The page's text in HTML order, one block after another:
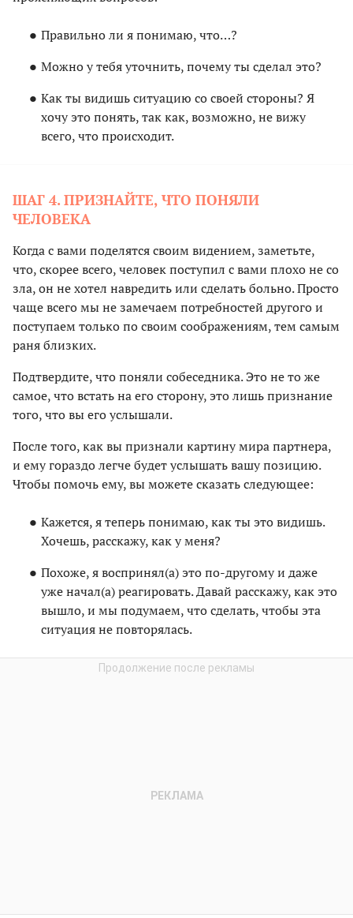
Правильно ли я понимаю, что…?
Можно у тебя уточнить, почему ты сделал это?
Как ты видишь ситуацию со своей стороны? Я
хочу это понять, так как, возможно, не вижу
всего, что происходит.
ШАГ 4. ПРИЗНАЙТЕ, ЧТО ПОНЯЛИ
ЧЕЛОВЕКА
Когда с вами поделятся своим видением, заметьте,
что, скорее всего, человек поступил с вами плохо не со
зла, он не хотел навредить или сделать больно. Просто
чаще всего мы не замечаем потребностей другого и
поступаем только по своим соображениям, тем самым
раня близких.
Подтвердите, что поняли собеседника. Это не то же
самое, что встать на его сторону, это лишь признание
того, что вы его услышали.
После того, как вы признали картину мира партнера,
и ему гораздо легче будет услышать вашу позицию.
Чтобы помочь ему, вы можете сказать следующее:
Кажется, я теперь понимаю, как ты это видишь.
Хочешь, расскажу, как у меня?
Похоже, я воспринял(а) это по-другому и даже
уже начал(а) реагировать. Давай расскажу, как это
вышло, и мы подумаем, что сделать, чтобы эта
ситуация не повторялась.